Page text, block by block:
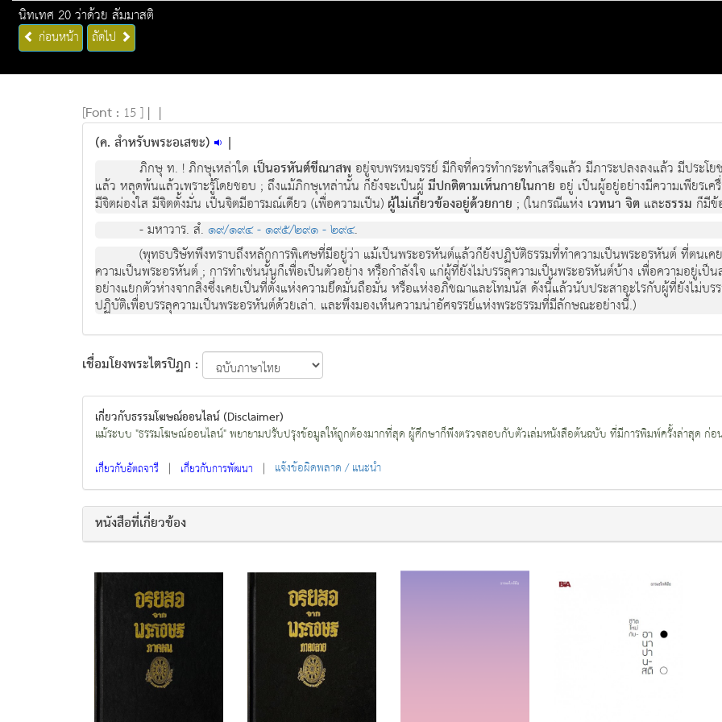
นิทเทศ 20 ว่าด้วย สัมมาสติ
ก่อนหน้า ถัดไป
[Font : 15 ] | |
(ค. สำหรับพระอเสขะ) |
ภิกษุ ท. ! ภิกษุเหล่าใด เป็นอรหันต์ขีณาสพอยู่จบพรหมจรรย์ มีกิจที่ควรทำกระทำเสร็จแล้ว มีภาระปลงลงแล้ว มีประ
แล้ว หลุดพ้นแล้วเพราะรู้โดยชอบ ; ถึงแม้ภิกษุเหล่านั้น ก็ยังจะเป็นผู้มีปกติตามเห็นกายในกาย อยู่ เป็นผู้อยู่อย่างมีความเพียรเ
มีจิตผ่องใส มีจิตตั้งมั่น เป็นจิตมีอารมณ์เดียว (เพื่อความเป็น) ผู้ไม่เกี่ยวข้องอยู่ด้วยกาย ; (ในกรณีแห่ง เวทนา จิต และธรรม ก็มีข้
- มหาวาร. สํ.๑๙/๑๙๔ - ๑๙๕/๒๙๑ - ๒๙๔.
(พุทธบริษัทพึงทราบถึงหลักการพิเศษที่มีอยู่ว่า แม้เป็นพระอรหันต์แล้วก็ยังปฏิบัติธรรมที่ทำความเป็นพระอรหันต์ ที่ตนเ
ความเป็นพระอรหันต์ ; การทำเช่นนั้นก็เพื่อเป็นตัวอย่าง หรือกำลังใจ แก่ผู้ที่ยังไม่บรรลุความเป็นพระอรหันต์บ้าง เพื่อความอยู่เ
อย่างแยกตัวห่างจากสิ่งซึ่งเคยเป็นที่ตั้งแห่งความยึดมั่นถือมั่น หรือแห่งอภิชฌาและโทมนัส ดังนี้แล้วนับประสาอะไรกับผู้ที่ยังไม่บร
ปฏิบัติเพื่อบรรลุความเป็นพระอรหันต์ด้วยเล่า. และพึงมองเห็นความน่าอัศจรรย์แห่งพระธรรมที่มีลักษณะอย่างนี้.)
เชื่อมโยงพระไตรปิฏก :
เกี่ยวกับธรรมโฆษณ์ออนไลน์ (Disclaimer)
แม้ระบบ "ธรรมโฆษณ์ออนไลน์" พยายามปรับปรุงข้อมูลให้ถูกต้องมากที่สุด ผู้ศึกษาก็พึงตรวจสอบกับตัวเล่มหนังสือต้นฉบับ ที่มีการพิมพ์ครั้งล่าสุด ก่อน
เกี่ยวกับอัตถจารี | เกี่ยวกับการพัฒนา | แจ้งข้อผิดพลาด / แนะนำ
หนังสือที่เกี่ยวข้อง